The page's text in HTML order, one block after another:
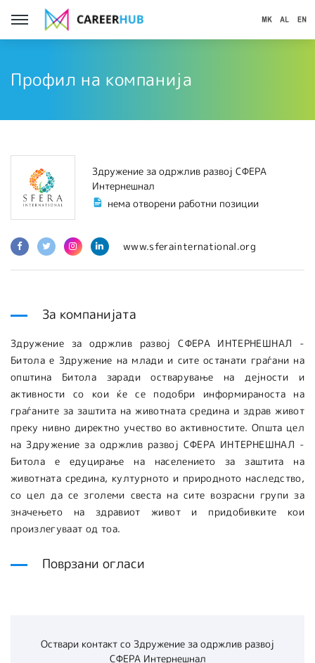
Профил на компанија
Здружение за одржлив развој СФЕРА
Интернешнал
нема отворени работни позиции
www.sferainternational.org
За компанијата
Здружение за одржлив развој СФЕРА ИНТЕРНЕШНАЛ -
Битола е Здружение на млади и сите останати граѓани на
општина Битола заради остварување на дејности и
активности со кои ќе се подобри информираноста на
граѓаните за заштита на животната средина и здрав живот
преку нивно директно учество во активностите. Општа цел
на Здружение за одржлив развој СФЕРА ИНТЕРНЕШНАЛ -
Битола е едуцирање на населението за заштита на
животната средина, културното и природното наследство,
со цел да се зголеми свеста на сите возрасни групи за
значењето на здравиот живот и придобивките кои
произлегуваат од тоа.
Поврзани огласи
Оствари контакт со Здружение за одржлив развој
СФЕРА Интернешнал